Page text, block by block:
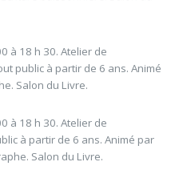
à 18 h 30. Atelier de
public à partir de 6 ans. Animé
Salon du Livre.
à 18 h 30. Atelier de
à partir de 6 ans. Animé par
Salon du Livre.